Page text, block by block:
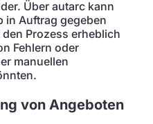
Über autarc kann
in Auftrag gegeben
Prozess erheblich
Fehlern oder
manuellen
von Angeboten